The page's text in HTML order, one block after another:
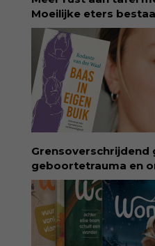
id=ZcYxEBJH
Moeilijke eters
kinderdiëtist en
Demeyer
zien wat er
eetgedrag dat ouders
aandacht voor
neurodivergentie en
helpt ze hardnekkige
laten en maakt ze van
moment van
boekhandel! Lees
kiind.nl/rolinde
Grensoverschrijdend
geboortetrauma en
geboortezorg:in
filosoof en
persoonlijke
onrecht en
rechtvaardigheid als